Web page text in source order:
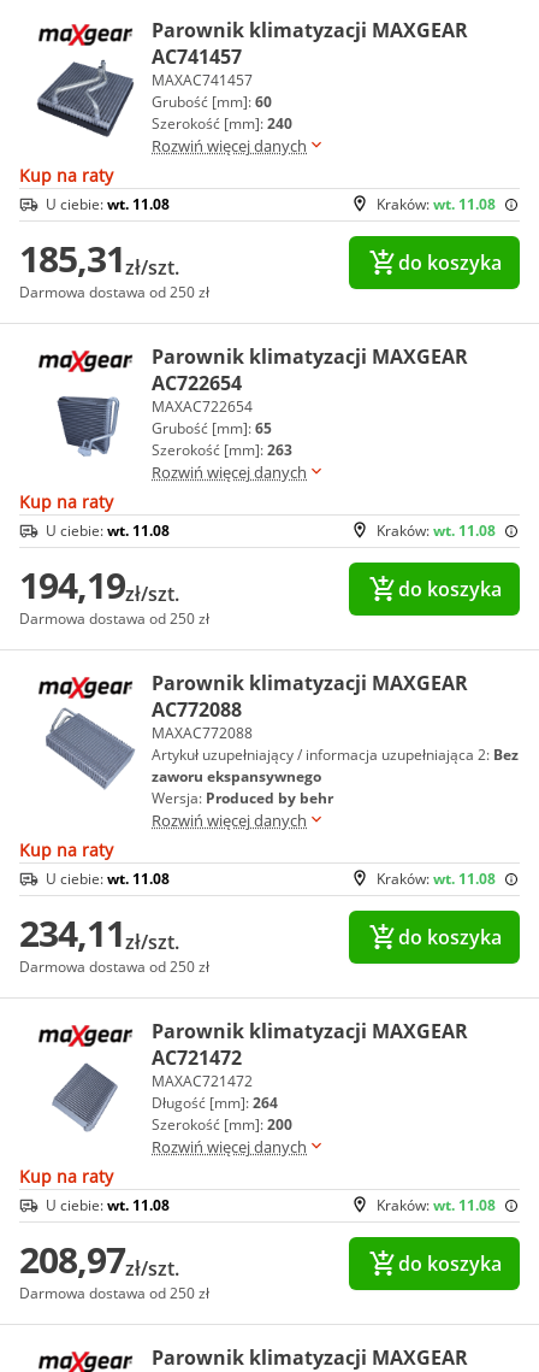
Parownik klimatyzacji MAXGEAR
AC741457
MAXAC741457
Grubość [mm]:60
Szerokość [mm]:240
Rozwiń więcej danych
Kup na raty
Kraków:wt. 11.08
U ciebie:wt. 11.08
185,31zł/szt.
Darmowa dostawa od 250 zł
do koszyka
Parownik klimatyzacji MAXGEAR
AC722654
MAXAC722654
Grubość [mm]:65
Szerokość [mm]:263
Rozwiń więcej danych
Kup na raty
Kraków:wt. 11.08
U ciebie:wt. 11.08
194,19zł/szt.
Darmowa dostawa od 250 zł
do koszyka
Parownik klimatyzacji MAXGEAR
AC772088
MAXAC772088
Artykuł uzupełniający / informacja uzupełniająca 2: Bez
zaworu ekspansywnego
Wersja: Produced by behr
Rozwiń więcej danych
Kup na raty
Kraków:wt. 11.08
U ciebie:wt. 11.08
234,11zł/szt.
Darmowa dostawa od 250 zł
do koszyka
Parownik klimatyzacji MAXGEAR
AC721472
MAXAC721472
Długość [mm]:264
Szerokość [mm]:200
Rozwiń więcej danych
Kup na raty
Kraków:wt. 11.08
U ciebie:wt. 11.08
208,97zł/szt.
Darmowa dostawa od 250 zł
do koszyka
Parownik klimatyzacji MAXGEAR